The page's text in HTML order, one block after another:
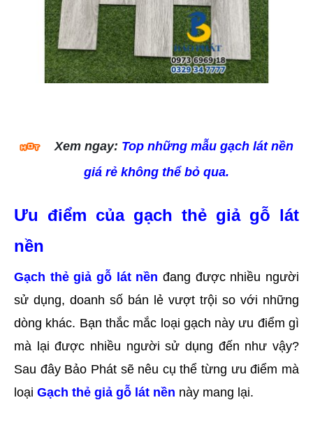
Xem ngay: Top những mẫu gạch lát nền
giá rẻ không thể bỏ qua.
Ưu điểm của gạch thẻ giả gỗ lát
nền
Gạch thẻ giả gỗ lát nền đang được nhiều người
sử dụng, doanh số bán lẻ vượt trội so với những
dòng khác. Bạn thắc mắc loại gạch này ưu điểm gì
mà lại được nhiều người sử dụng đến như vậy?
Sau đây Bảo Phát sẽ nêu cụ thể từng ưu điểm mà
loại Gạch thẻ giả gỗ lát nền này mang lại.